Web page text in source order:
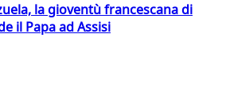
la gioventù francescana di
il Papa ad Assisi